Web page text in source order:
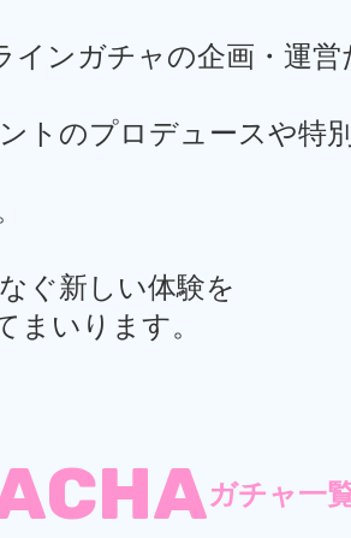
インガチャの企画・運営
トのプロデュースや特
ぐ新しい体験を
まいります。
ガチャ一